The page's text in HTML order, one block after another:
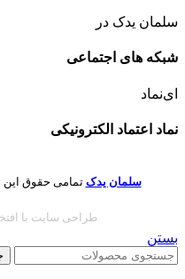
سلمان یدک در
شبکه های اجتماعی
ای‌نماد
نماد اعتماد الکترونیکی
سلمان یدک تمامی حقوق
طراحی سایت با
بستن